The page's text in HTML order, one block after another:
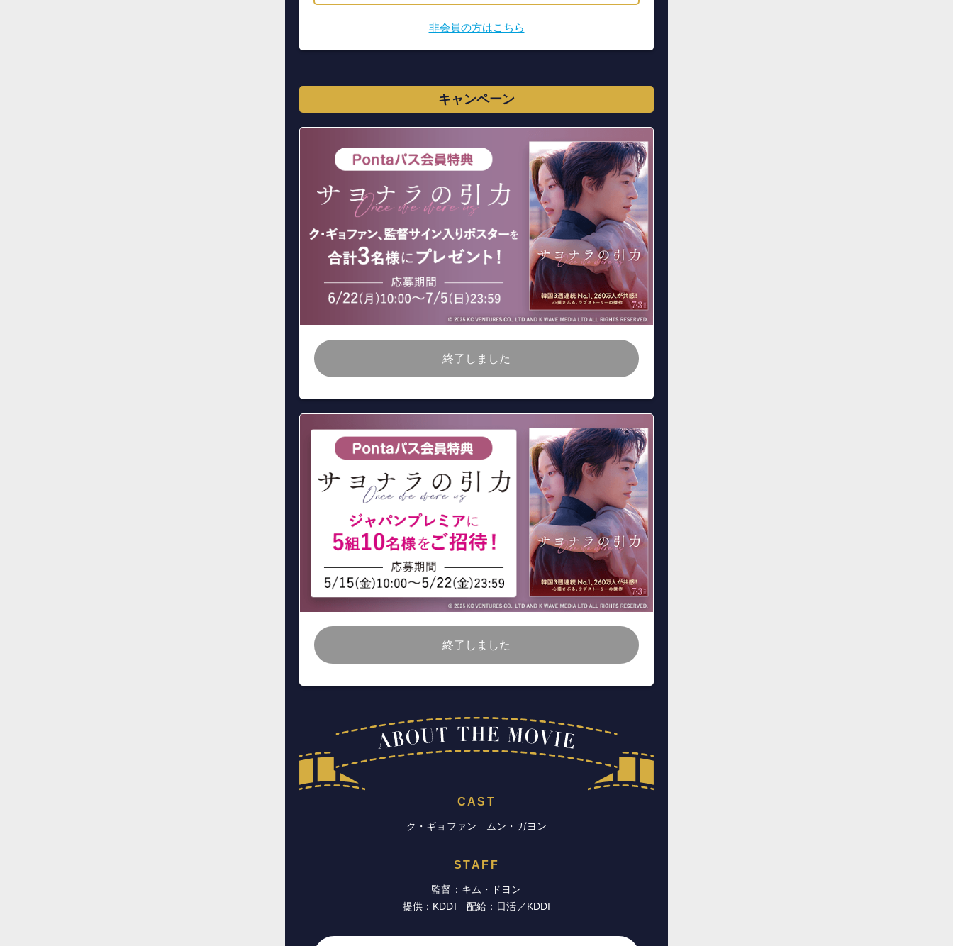
非会員の方はこちら
キャンペーン
終了しました
終了しました
CAST
ク・ギョファン ムン・ガヨン
STAFF
監督：キム・ドヨン
提供：KDDI 配給：日活／KDDI